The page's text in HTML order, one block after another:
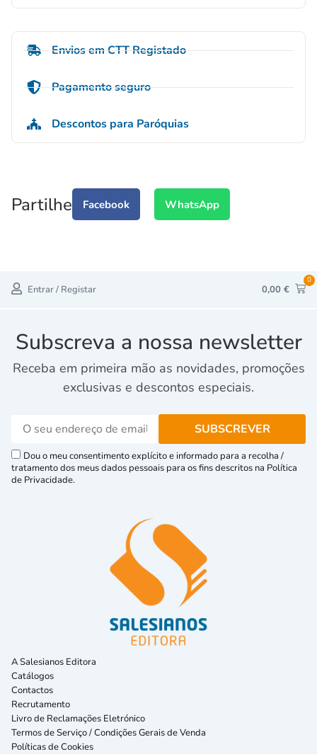
Envios em CTT Registado
Pagamento seguro
Descontos para Paróquias
Partilhe Facebook WhatsApp
Entrar / Registar 0,00 €
0
Subscreva a nossa newsletter
Receba em primeira mão as novidades, promoções
exclusivas e descontos especiais.
Dou o meu consentimento explícito e informado para a recolha /
tratamento dos meus dados pessoais para os fins descritos na Política
de Privacidade.
A Salesianos Editora
Catálogos
Contactos
Recrutamento
Livro de Reclamações Eletrónico
Termos de Serviço / Condições Gerais de Venda
Políticas de Cookies